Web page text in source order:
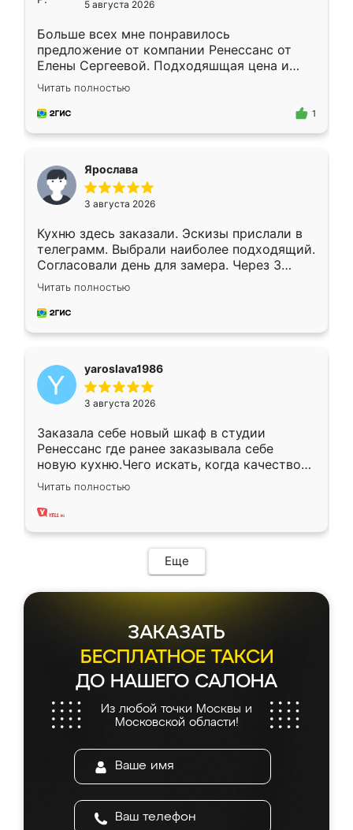
5 августа 2026
Больше всех мне понравилось
предложение от компании Ренессанс от
Елены Сергеевой. Подходяшщая цена и
короткие сроки изготовления. Приехавший
для замера сотрудник Владислав
предложил по моему эскизу самый
Читать полностью
1
Ярослава
3 августа 2026
Кухню здесь заказали. Эскизы прислали в
телеграмм. Выбрали наиболее подходящий.
Согласовали день для замера. Через 3
недели кухня была уже готова. Остались
довольны работой. Спасибо Ренессанс
мебель за качественную работу!
Читать полностью
yaroslava1986
3 августа 2026
Заказала себе новый шкаф в студии
Ренессанс где ранее заказывала себе
новую кухню.Чего искать, когда качеством
вполне довольна. Служит кухня уже почти
два года, нареканий нет.
Читать полностью
Еще
ЗАКАЗАТЬ
БЕСПЛАТНОЕ ТАКСИ
ДО НАШЕГО САЛОНА
Из любой точки Москвы и
Московской области!